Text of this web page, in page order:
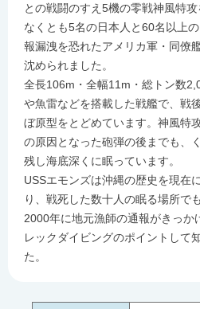
との戦闘のすえ5機の零戦神風特
なくとも5名の日本人と60名以上
報漏洩を恐れたアメリカ軍・同僚
沈められました。
全長106m・全幅11m・総トン数
や魚雷などを搭載した戦艦で、戦
ぼ原型をとどめています。神風特
の原因となった砲弾の後までも、
残し海底深くに眠っています。
USSエモンズは沖縄の歴史を現在
り、戦死した数十人の眠る場所で
2000年に地元漁師の通報がきっか
レックダイビングのポイントして
た。